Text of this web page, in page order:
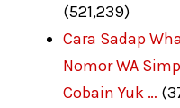
(521,239)
Cara Sadap
Nomor WA
Cobain Yuk …